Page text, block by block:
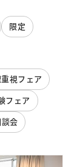
限定
視フェア
フェア
会